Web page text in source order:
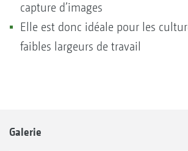
capture d’images
Elle est donc idéale pour les
faibles largeurs de travail
Galerie